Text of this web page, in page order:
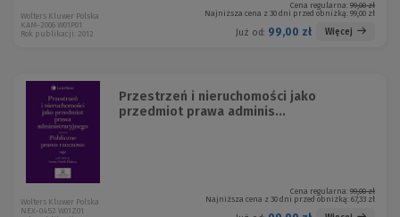
Cena regularna: 99,00 zł
Najniższa cena z 30 dni przed obniżką: 99,00 zł
Już od: 99,00 zł Więcej
Wolters Kluwer Polska
KAM-2006 W01P01
Rok publikacji: 2012
Przestrzeń i nieruchomości jako
przedmiot prawa adminis...
Cena regularna: 99,00 zł
Najniższa cena z 30 dni przed obniżką: 67,33 zł
Wolters Kluwer Polska
NEX-0452 W01Z01